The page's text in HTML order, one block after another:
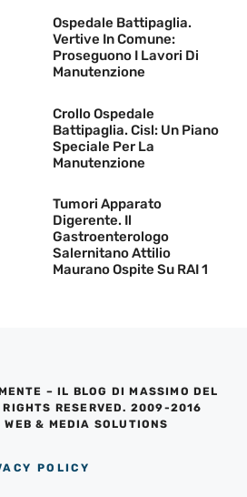
Ospedale Battipaglia.
Vertive In Comune:
Proseguono I Lavori Di
Manutenzione
Crollo Ospedale
Battipaglia. Cisl: Un Piano
Speciale Per La
Manutenzione
Tumori Apparato
Digerente. Il
Gastroenterologo
Salernitano Attilio
Maurano Ospite Su RAI 1
– IL BLOG DI MASSIMO DEL
RESERVED. 2009-2016
WEB & MEDIA SOLUTIONS
POLICY